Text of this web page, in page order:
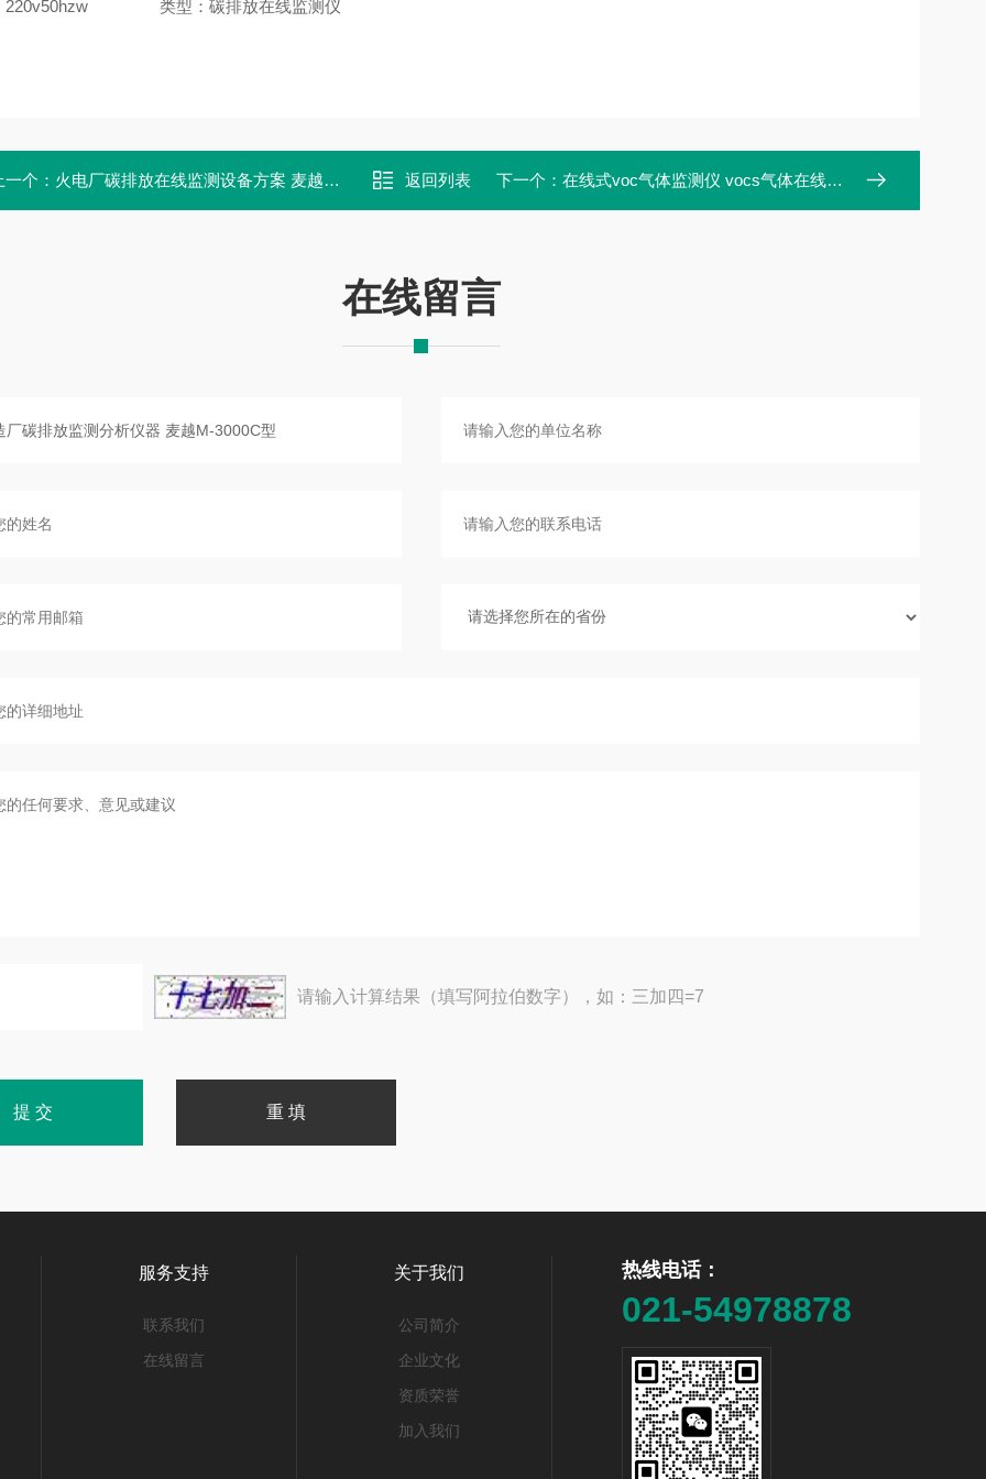
220v50hzw 类型：碳排放在线监测仪
一个： 火电厂碳排放在线监测设备方案 麦越M-3000C型 返回列表 下一个： 在线式voc气体监测仪 vocs气体在线监测设备 麦越M-3000S
在线留言
请输入计算结果（填写阿拉伯数字），如：三加四=7
热线电话：
021-54978878
服务支持
联系我们
在线留言
关于我们
公司简介
企业文化
资质荣誉
加入我们